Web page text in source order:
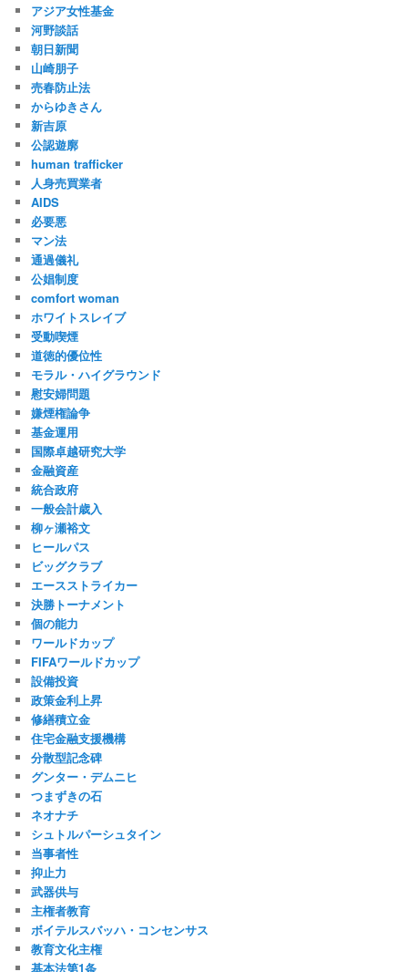
アジア女性基金
河野談話
朝日新聞
山崎朋子
売春防止法
からゆきさん
新吉原
公認遊廓
human trafficker
人身売買業者
AIDS
必要悪
マン法
通過儀礼
公娼制度
comfort woman
ホワイトスレイブ
受動喫煙
道徳的優位性
モラル・ハイグラウンド
慰安婦問題
嫌煙権論争
基金運用
国際卓越研究大学
金融資産
統合政府
一般会計歳入
柳ヶ瀬裕文
ヒールパス
ビッグクラブ
エースストライカー
決勝トーナメント
個の能力
ワールドカップ
FIFAワールドカップ
設備投資
政策金利上昇
修繕積立金
住宅金融支援機構
分散型記念碑
グンター・デムニヒ
つまずきの石
ネオナチ
シュトルパーシュタイン
当事者性
抑止力
武器供与
主権者教育
ボイテルスバッハ・コンセンサス
教育文化主権
基本法第1条